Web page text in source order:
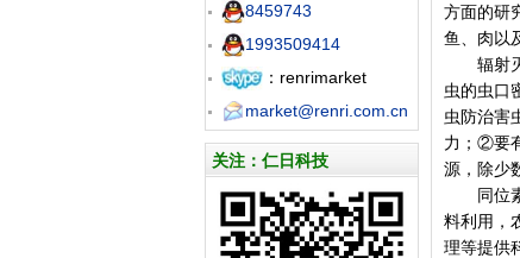
8459743
1993509414
：renrimarket
market@renri.com.cn
关注：仁日科技
方面的研
鱼、肉以
辐射灭
虫的虫口
虫防治害
力；②要
源，除少
同位素
料利用，
理等提供